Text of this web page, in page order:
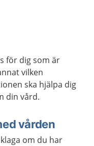
för dig som är
vilken
ska hjälpa dig
din vård.
vården
om du har